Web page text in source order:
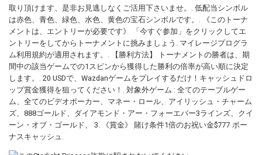
取り頂けます、是非お見逃しなくご活用下さいませ。. 低配当シンボル
は赤色、青色、緑色、水色、黄色の宝石シンボルです。. 《このトーナ
メントは、エントリーが必要です》 「今すぐ参加」をクリックしてエ
ントリーをしてからトーナメントに挑みましょう. マイレージプログラ
ム利用規約が適用されます。. 【勝利方法】 トーナメントの勝者は、期
間中の該当ゲームでの1スピンから獲得した勝利の倍率が高い順に決定
します。. 20 USDで、Wazdanゲームをプレイするだけ！キャッシュドロ
ップ賞金獲得を狙ってください！. 対象外ゲーム : 全てのテーブルゲー
ム、全てのビデオポーカー、マネー・ロール、アイリッシュ・チャーム
ズ、888ゴールド、ダイアモンド・アー・フォーエバー3ラインズ、クイ
ーン・オブ・ゴールド、 3. 《賞金》 賭け条件1倍のお祝い金$777 ボー
ナスキャッシュ.